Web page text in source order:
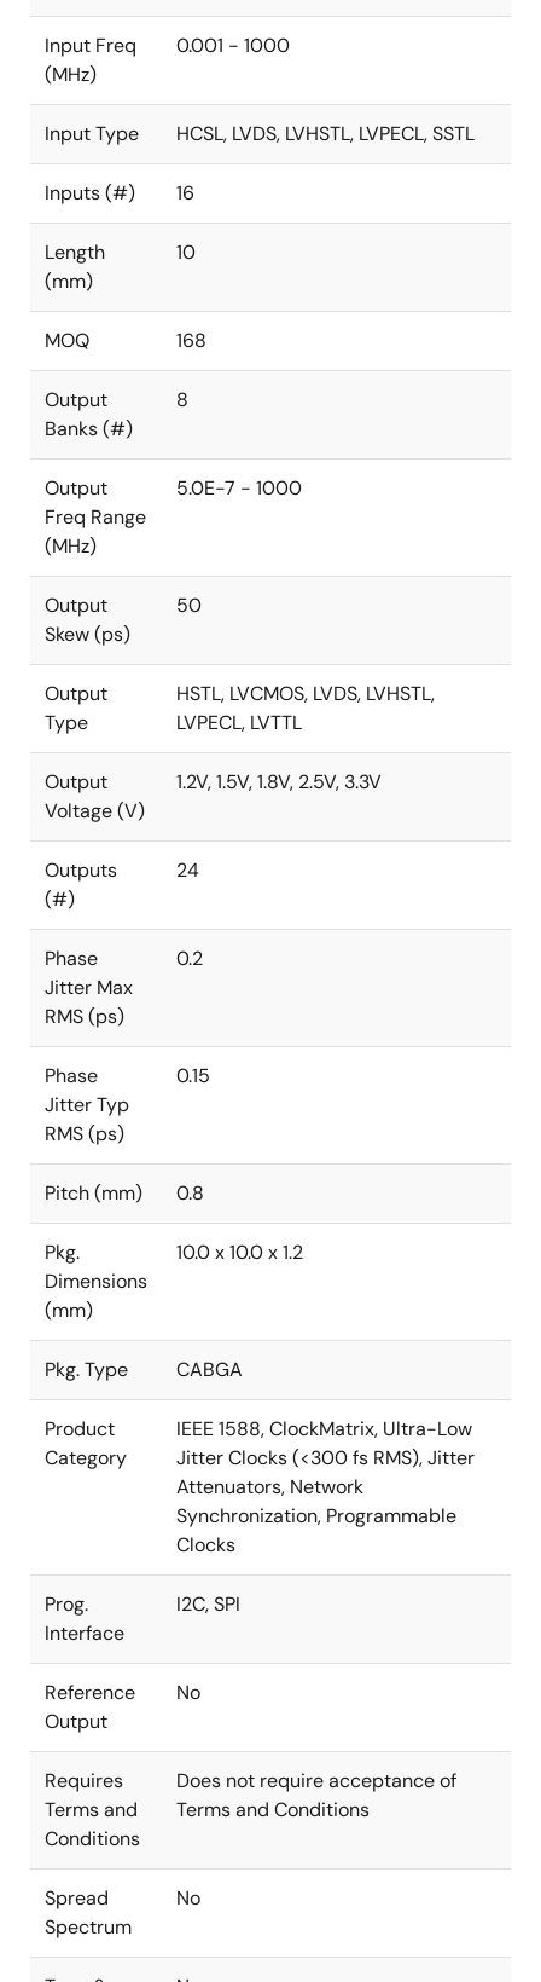
Input Freq
(MHz)
0.001 - 1000
Input Type HCSL, LVDS, LVHSTL, LVPECL, SSTL
Inputs (#) 16
Length
(mm)
10
MOQ 168
Output
Banks (#)
8
Output
Freq Range
(MHz)
5.0E-7 - 1000
Output
Skew (ps)
50
Output
Type
HSTL, LVCMOS, LVDS, LVHSTL,
LVPECL, LVTTL
Output
Voltage (V)
1.2V, 1.5V, 1.8V, 2.5V, 3.3V
Outputs
(#)
24
Phase
Jitter Max
RMS (ps)
0.2
Phase
Jitter Typ
RMS (ps)
0.15
Pitch (mm) 0.8
Pkg.
Dimensions
(mm)
10.0 x 10.0 x 1.2
Pkg. Type CABGA
Product
Category
IEEE 1588, ClockMatrix, Ultra-Low
Jitter Clocks (<300 fs RMS), Jitter
Attenuators, Network
Synchronization, Programmable
Clocks
Prog.
Interface
I2C, SPI
Reference
Output
No
Requires
Terms and
Conditions
Does not require acceptance of
Terms and Conditions
Spread
Spectrum
No